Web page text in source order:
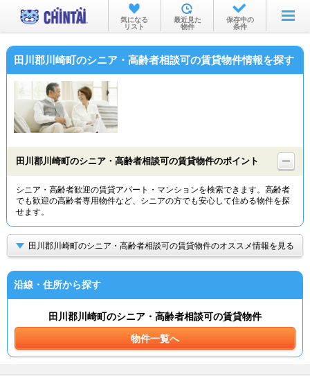
お部屋を探す
沿線・駅から
物件特集から
TOP
気になる
リスト
最近見た
物件
保存中の
条件
田川郡川崎町のシニア・高齢者相談可の賃貸物件情報を探す
田川郡川崎町のシニア・高齢者相談可の賃貸物件のポイント
シニア・高齢者歓迎の賃貸アパート・マンションを検索できます。高齢者
でも歓迎の高齢者専用物件など、シニアの方でも安心して住める物件を探
せます。
田川郡川崎町のシニア・高齢者相談可の賃貸物件のオススメ情報を見る
沿線・住所から探す
田川郡川崎町のシニア・高齢者相談可の賃貸物件
物件一覧へ